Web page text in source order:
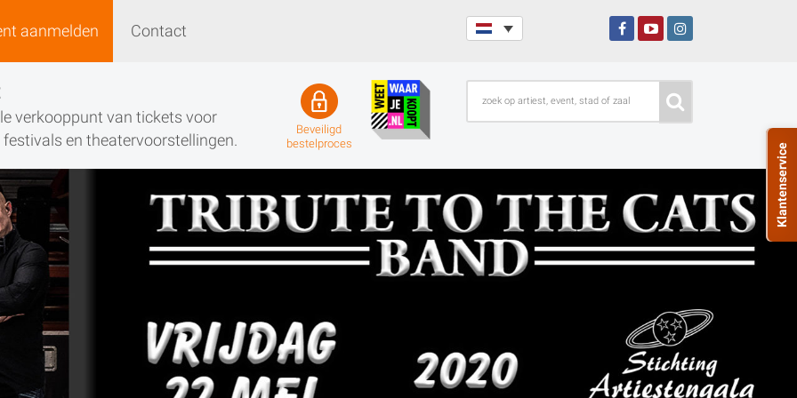
aanmelden Contact
aanmelden Contact
verkooppunt van tickets voor
en theatervoorstellingen.
Beveiligd
bestelproces
Klantenservice